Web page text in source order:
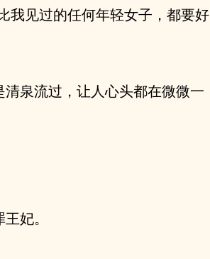
我见过的任何年轻女子，都要好
泉流过，让人心头都在微微一
妃。